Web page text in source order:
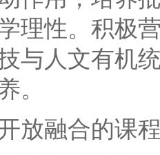
理性。积极
与人文有机
。
融合的课程